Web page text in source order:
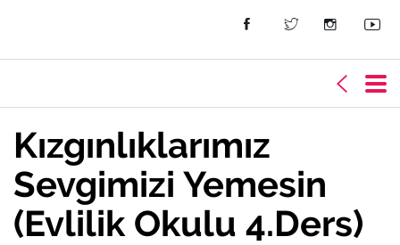
Kızgınlıklarımız
Sevgimizi Yemesin
(Evlilik Okulu 4.Ders)